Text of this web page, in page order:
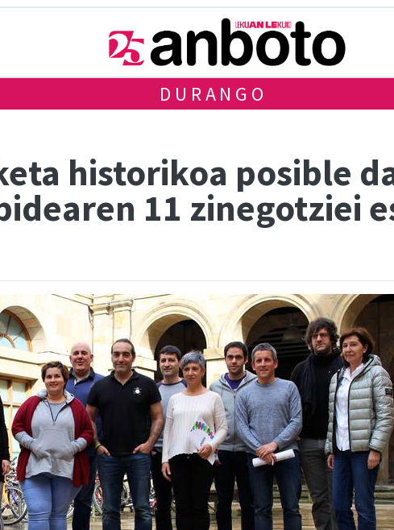
DURANGO
historikoa posible
11 zinegotziei